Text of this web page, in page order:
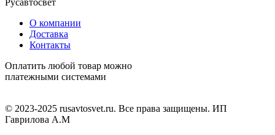
О компании
Доставка
Контакты
Оплатить любой товар можно
платежными системами
© 2023-2025 rusavtosvet.ru. Все права защищены. ИП
Гаврилова А.М